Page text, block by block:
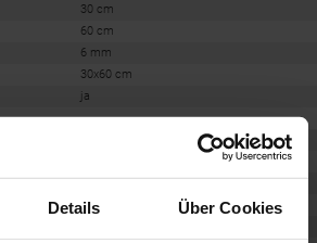
Details Über Cookies
30 cm
60 cm
6 mm
30x60 cm
ja
-
matt
ja